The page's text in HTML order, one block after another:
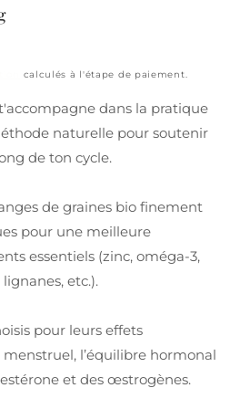
calculés à l'étape de paiement.
dans la pratique
naturelle pour soutenir
de ton cycle.
de graines bio finement
pour une meilleure
essentiels (zinc, oméga-3,
etc.).
pour leurs effets
l’équilibre hormonal
et des œstrogènes.